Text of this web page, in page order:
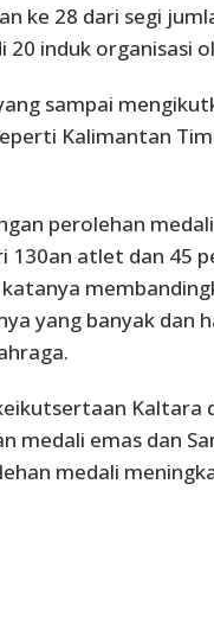
ke 28 dari segi
induk organisasi
sampai
Kalimantan
perolehan
130an atlet dan 45
yang banyak dan
Kaltara
medali emas dan
medali